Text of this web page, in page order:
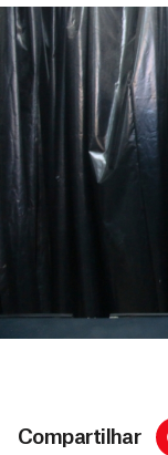
Compartilhar